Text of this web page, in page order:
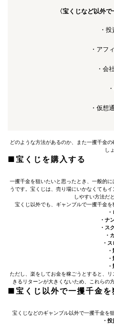
〈宝くじなど以外
・
・アフ
・会
・仮想
どのような方法があるのか、また一攫千金
し
■宝くじを購入する
一攫千金を狙いたいと思ったとき、一般的
うです。宝くじは、売り場にいかなくても
しやすい方法だ
宝くじ以外でも、ギャンブルで一攫千金
・ナ
・ス
・
・
ただし、楽をしてお金を稼ごうとすると、
きるリターンが大きくないため、これらの
■宝くじ以外で一攫千金を
宝くじなどのギャンブル以外で一攫千金を
・